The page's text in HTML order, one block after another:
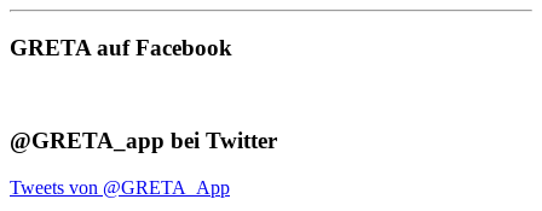
GRETA auf Facebook
@GRETA_app bei Twitter
Tweets von @GRETA_App